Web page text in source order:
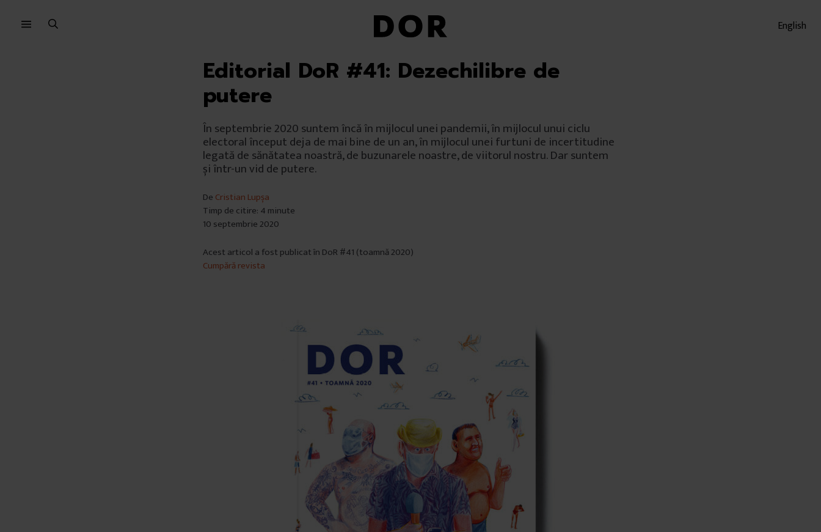
English
Editorial DoR #41: Dezechilibre de
putere
În septembrie 2020 suntem încă în mijlocul unei pandemii, în mijlocul unui ciclu
electoral început deja de mai bine de un an, în mijlocul unei furtuni de incertitudine
legată de sănătatea noastră, de buzunarele noastre, de viitorul nostru. Dar suntem
și într-un vid de putere.
De Cristian Lupșa
Timp de citire: 4 minute
10 septembrie 2020
Acest articol a fost publicat în DoR #41 (toamnă 2020)
Cumpără revista